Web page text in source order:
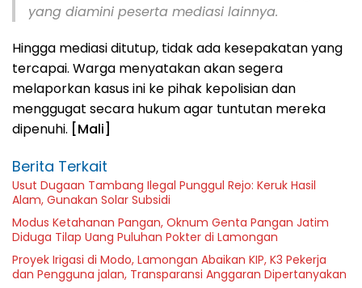
yang diamini peserta mediasi lainnya.
Hingga mediasi ditutup, tidak ada kesepakatan yang
tercapai. Warga menyatakan akan segera
melaporkan kasus ini ke pihak kepolisian dan
menggugat secara hukum agar tuntutan mereka
dipenuhi. [Mali]
Berita Terkait
Usut Dugaan Tambang Ilegal Punggul Rejo: Keruk Hasil
Alam, Gunakan Solar Subsidi
Modus Ketahanan Pangan, Oknum Genta Pangan Jatim
Diduga Tilap Uang Puluhan Pokter di Lamongan
Proyek Irigasi di Modo, Lamongan Abaikan KIP, K3 Pekerja
dan Pengguna jalan, Transparansi Anggaran Dipertanyakan